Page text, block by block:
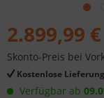
2.899,99 €
Skonto-Preis bei
Kostenlose Lieferung
Verfügbar ab